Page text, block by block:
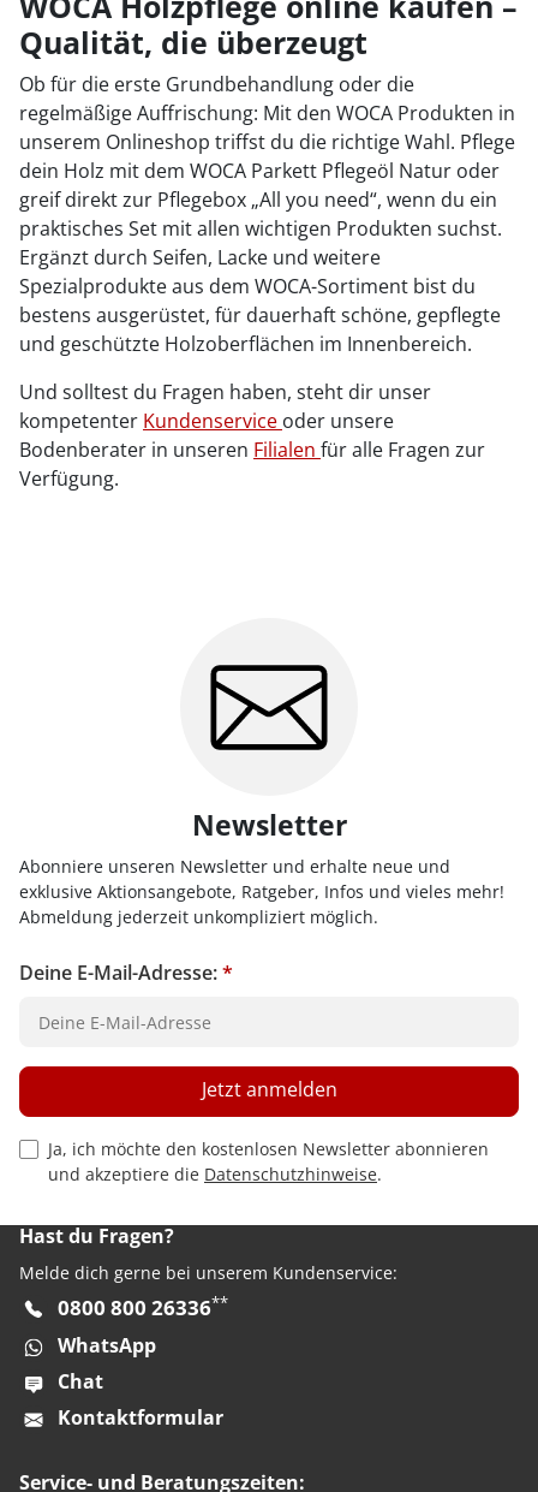
Qualität, die überzeugt
Ob für die erste Grundbehandlung oder die
regelmäßige Auffrischung: Mit den WOCA Produkten in
unserem Onlineshop triffst du die richtige Wahl. Pflege
dein Holz mit dem WOCA Parkett Pflegeöl Natur oder
greif direkt zur Pflegebox „All you need“, wenn du ein
praktisches Set mit allen wichtigen Produkten suchst.
Ergänzt durch Seifen, Lacke und weitere
Spezialprodukte aus dem WOCA-Sortiment bist du
bestens ausgerüstet, für dauerhaft schöne, gepflegte
und geschützte Holzoberflächen im Innenbereich.
Und solltest du Fragen haben, steht dir unser
kompetenter Kundenservice oder unsere
Bodenberater in unseren Filialen für alle Fragen zur
Verfügung.
Newsletter
Abonniere unseren Newsletter und erhalte neue und
exklusive Aktionsangebote, Ratgeber, Infos und vieles mehr!
Abmeldung jederzeit unkompliziert möglich.
Deine E-Mail-Adresse:*
Privacy Policy Checkbox
Ja, ich möchte den kostenlosen Newsletter abonnieren
und akzeptiere die Datenschutzhinweise.
Jetzt anmelden
Hast du Fragen?
Melde dich gerne bei unserem Kundenservice:
0800 800 26336**
WhatsApp
Chat
Kontaktformular
Service- und Beratungszeiten: